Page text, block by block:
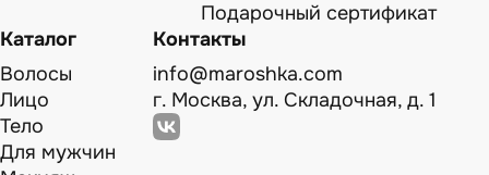
Подарочный сертификат
Каталог
Волосы
Лицо
Тело
Для мужчин
Контакты
info@maroshka.com
г. Москва, ул. Складочная, д. 1